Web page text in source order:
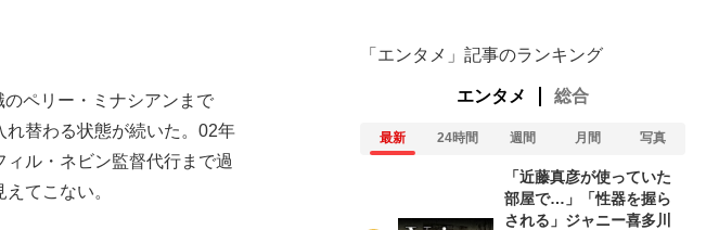
ペリー・ミナシアンまで
替わる状態が続いた。02年
ル・ネビン監督代行まで過
てこない。
「エンタメ」記事のランキング
エンタメ 総合
最新 24時間 週間 月間 写真
「近藤真彦が使っていた
部屋で…」「性器を握ら
される」ジャニー喜多川